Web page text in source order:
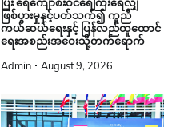
နိုင်ငံတော်သမ္မတ ဦးမင်းအောင်လှိုင်
ကိုယ်စားလှယ်အဖွဲ့ ထိုင်းနိုင်ငံမှ
Admin August 8, 2026